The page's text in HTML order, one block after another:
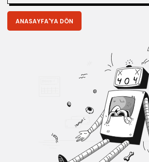
ANASAYFA'YA DÖN